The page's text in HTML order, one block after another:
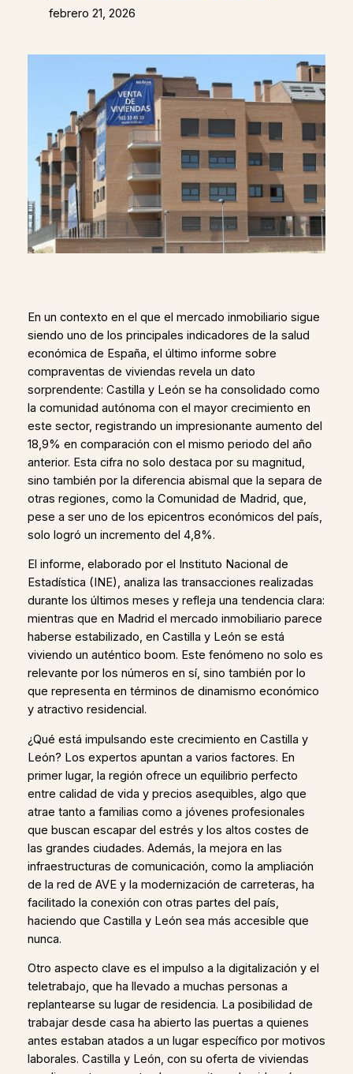
febrero 21, 2026
En un contexto en el que el mercado inmobiliario sigue
siendo uno de los principales indicadores de la salud
económica de España, el último informe sobre
compraventas de viviendas revela un dato
sorprendente: Castilla y León se ha consolidado como
la comunidad autónoma con el mayor crecimiento en
este sector, registrando un impresionante aumento del
18,9% en comparación con el mismo periodo del año
anterior. Esta cifra no solo destaca por su magnitud,
sino también por la diferencia abismal que la separa de
otras regiones, como la Comunidad de Madrid, que,
pese a ser uno de los epicentros económicos del país,
solo logró un incremento del 4,8%.
El informe, elaborado por el Instituto Nacional de
Estadística (INE), analiza las transacciones realizadas
durante los últimos meses y refleja una tendencia clara:
mientras que en Madrid el mercado inmobiliario parece
haberse estabilizado, en Castilla y León se está
viviendo un auténtico boom. Este fenómeno no solo es
relevante por los números en sí, sino también por lo
que representa en términos de dinamismo económico
y atractivo residencial.
¿Qué está impulsando este crecimiento en Castilla y
León? Los expertos apuntan a varios factores. En
primer lugar, la región ofrece un equilibrio perfecto
entre calidad de vida y precios asequibles, algo que
atrae tanto a familias como a jóvenes profesionales
que buscan escapar del estrés y los altos costes de
las grandes ciudades. Además, la mejora en las
infraestructuras de comunicación, como la ampliación
de la red de AVE y la modernización de carreteras, ha
facilitado la conexión con otras partes del país,
haciendo que Castilla y León sea más accesible que
nunca.
Otro aspecto clave es el impulso a la digitalización y el
teletrabajo, que ha llevado a muchas personas a
replantearse su lugar de residencia. La posibilidad de
trabajar desde casa ha abierto las puertas a quienes
antes estaban atados a un lugar específico por motivos
laborales. Castilla y León, con su oferta de viviendas